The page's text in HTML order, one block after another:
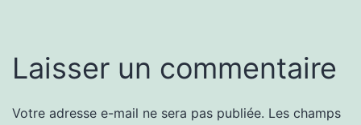
Laisser un commentaire
Votre adresse e-mail ne sera pas publiée. Les champs